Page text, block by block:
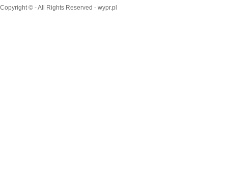
Copyright © - All Rights Reserved - wypr.pl